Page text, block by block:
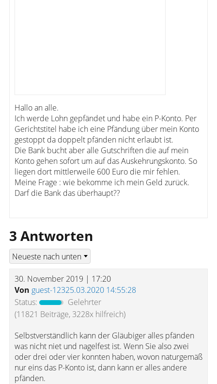
Hallo an alle.
Ich werde Lohn gepfändet und habe ein P-Konto. Per
Gerichtstitel habe ich eine Pfändung über mein Konto
gestoppt da doppelt pfänden nicht erlaubt ist.
Die Bank bucht aber alle Gutschriften die auf mein
Konto gehen sofort um auf das Auskehrungskonto. So
liegen dort mittlerweile 600 Euro die mir fehlen.
Meine Frage : wie bekomme ich mein Geld zurück.
Darf die Bank das überhaupt??
3 Antworten
30. November 2019 | 17:20
Von guest-12325.03.2020 14:55:28
Status:
Gelehrter
(11821 Beiträge, 3228x hilfreich)
Selbstverständlich kann der Gläubiger alles pfänden
was nicht niet und nagelfest ist. Wenn Sie also zwei
oder drei oder vier konnten haben, wovon naturgemäß
nur eins das P-Konto ist, dann kann er alles andere
pfänden.